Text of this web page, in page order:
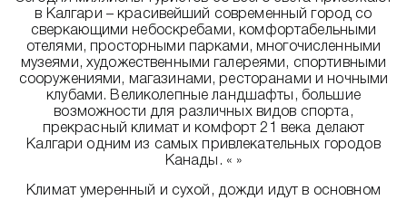
в Калгари – красивейший современный город со
сверкающими небоскребами, комфортабельными
отелями, просторными парками, многочисленными
музеями, художественными галереями, спортивными
сооружениями, магазинами, ресторанами и ночными
клубами. Великолепные ландшафты, большие
возможности для различных видов спорта,
прекрасный климат и комфорт 21 века делают
Калгари одним из самых привлекательных городов
Канады. « »
Климат умеренный и сухой, дожди идут в основном